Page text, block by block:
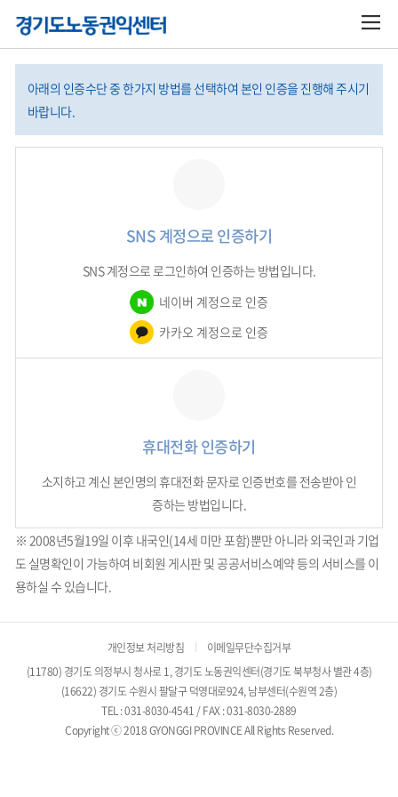
아래의 인증수단 중 한가지 방법를 선택하여 본인 인증을 진행해 주시기
바랍니다.
SNS 계정으로 인증하기
SNS 계정으로 로그인하여 인증하는 방법입니다.
네이버 계정으로 인증
카카오 계정으로 인증
휴대전화 인증하기
소지하고 계신 본인명의 휴대전화 문자로 인증번호를 전송받아 인
증하는 방법입니다.
※ 2008년5월19일 이후 내국인(14세 미만 포함)뿐만 아니라 외국인과 기업
도 실명확인이 가능하여 비회원 게시판 및 공공서비스예약 등의 서비스를 이
용하실 수 있습니다.
개인정보 처리방침
이메일무단수집거부
(11780) 경기도 의정부시 청사로 1, 경기도 노동권익센터(경기도 북부청사 별관 4층)
(16622) 경기도 수원시 팔달구 덕영대로924, 남부센터(수원역 2층)
TEL : 031-8030-4541 / FAX : 031-8030-2889
Copyright ⓒ 2018 GYONGGI PROVINCE All Rights Reserved.